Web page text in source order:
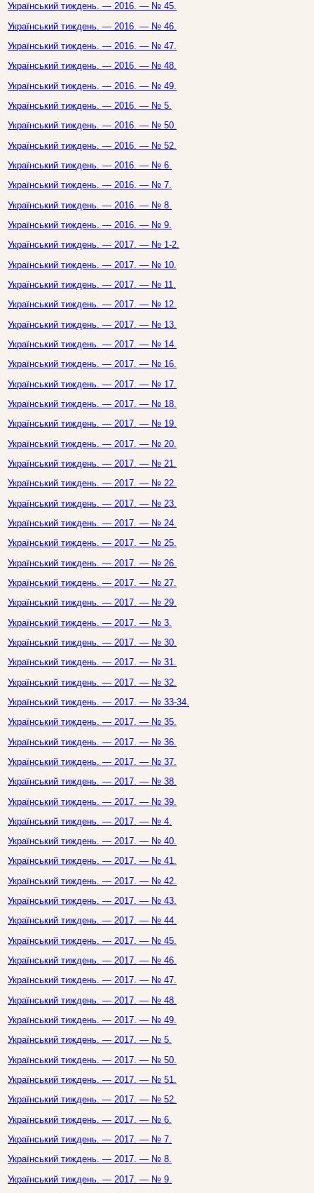
Український тиждень. — 2016. — № 45.
Український тиждень. — 2016. — № 46.
Український тиждень. — 2016. — № 47.
Український тиждень. — 2016. — № 48.
Український тиждень. — 2016. — № 49.
Український тиждень. — 2016. — № 5.
Український тиждень. — 2016. — № 50.
Український тиждень. — 2016. — № 52.
Український тиждень. — 2016. — № 6.
Український тиждень. — 2016. — № 7.
Український тиждень. — 2016. — № 8.
Український тиждень. — 2016. — № 9.
Український тиждень. — 2017. — № 1-2.
Український тиждень. — 2017. — № 10.
Український тиждень. — 2017. — № 11.
Український тиждень. — 2017. — № 12.
Український тиждень. — 2017. — № 13.
Український тиждень. — 2017. — № 14.
Український тиждень. — 2017. — № 16.
Український тиждень. — 2017. — № 17.
Український тиждень. — 2017. — № 18.
Український тиждень. — 2017. — № 19.
Український тиждень. — 2017. — № 20.
Український тиждень. — 2017. — № 21.
Український тиждень. — 2017. — № 22.
Український тиждень. — 2017. — № 23.
Український тиждень. — 2017. — № 24.
Український тиждень. — 2017. — № 25.
Український тиждень. — 2017. — № 26.
Український тиждень. — 2017. — № 27.
Український тиждень. — 2017. — № 29.
Український тиждень. — 2017. — № 3.
Український тиждень. — 2017. — № 30.
Український тиждень. — 2017. — № 31.
Український тиждень. — 2017. — № 32.
Український тиждень. — 2017. — № 33-34.
Український тиждень. — 2017. — № 35.
Український тиждень. — 2017. — № 36.
Український тиждень. — 2017. — № 37.
Український тиждень. — 2017. — № 38.
Український тиждень. — 2017. — № 39.
Український тиждень. — 2017. — № 4.
Український тиждень. — 2017. — № 40.
Український тиждень. — 2017. — № 41.
Український тиждень. — 2017. — № 42.
Український тиждень. — 2017. — № 43.
Український тиждень. — 2017. — № 44.
Український тиждень. — 2017. — № 45.
Український тиждень. — 2017. — № 46.
Український тиждень. — 2017. — № 47.
Український тиждень. — 2017. — № 48.
Український тиждень. — 2017. — № 49.
Український тиждень. — 2017. — № 5.
Український тиждень. — 2017. — № 50.
Український тиждень. — 2017. — № 51.
Український тиждень. — 2017. — № 52.
Український тиждень. — 2017. — № 6.
Український тиждень. — 2017. — № 7.
Український тиждень. — 2017. — № 8.
Український тиждень. — 2017. — № 9.